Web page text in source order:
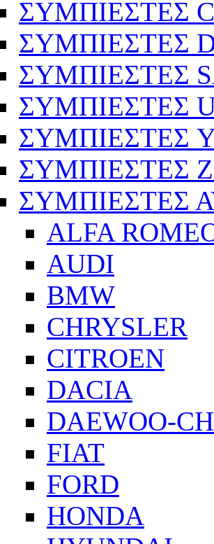
ΣΥΜΠΙΕΣΤΕΣ
ΣΥΜΠΙΕΣΤΕΣ
ΣΥΜΠΙΕΣΤΕΣ
ΣΥΜΠΙΕΣΤΕΣ
ΣΥΜΠΙΕΣΤΕΣ
ΣΥΜΠΙΕΣΤΕΣ
ΣΥΜΠΙΕΣΤΕΣ
ALFA
AUDI
BMW
CHRYSLER
CITROEN
DACIA
DAEWOO-
FIAT
FORD
HONDA